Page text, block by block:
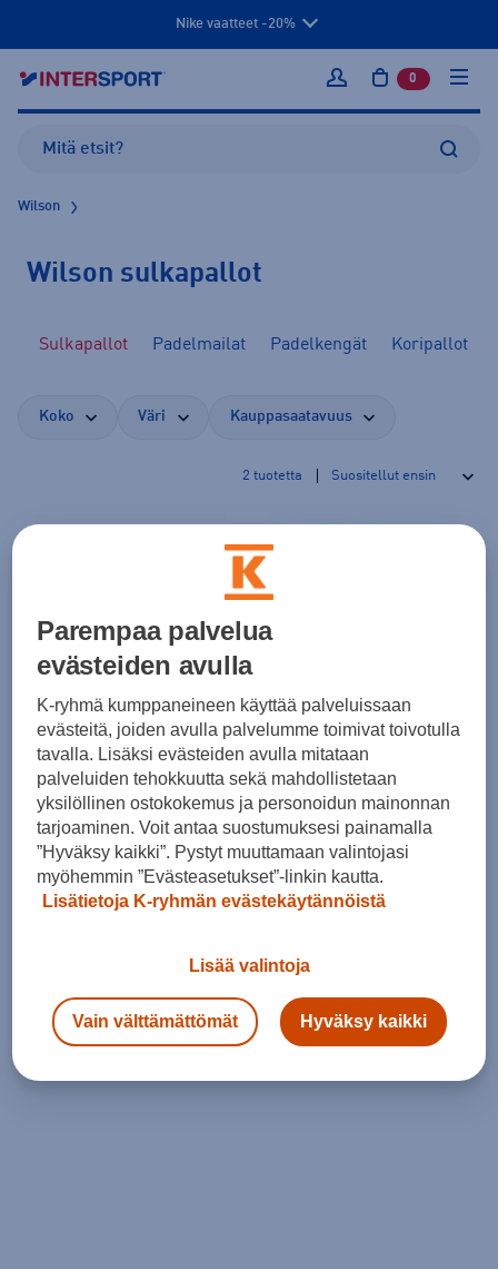
Nike vaatteet -20%
Kirjaudu sisään
0 tuotetta
Wilson
Wilson sulkapallot
Sulkapallot Padelmailat Padelkengät Koripallot
Koko Väri Kauppasaatavuus
2 tuotetta
Wilson
Smashstar - sulkapallo
(0)
12,99 €
Wilson
Championship 6 Tube Sulkapallo.
(0)
13,00 €
Parempaa palvelua
evästeiden avulla
K-ryhmä kumppaneineen käyttää palveluissaan
evästeitä, joiden avulla palvelumme toimivat toivotulla
tavalla. Lisäksi evästeiden avulla mitataan
palveluiden tehokkuutta sekä mahdollistetaan
yksilöllinen ostokokemus ja personoidun mainonnan
tarjoaminen. Voit antaa suostumuksesi painamalla
”Hyväksy kaikki”. Pystyt muuttamaan valintojasi
myöhemmin ”Evästeasetukset”-linkin kautta.
Lisätietoja K-ryhmän evästekäytännöistä
Lisää valintoja
Vain välttämättömät Hyväksy kaikki